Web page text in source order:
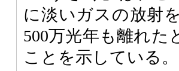
に淡いガスの放射
500万光年も離れた
ことを示している。